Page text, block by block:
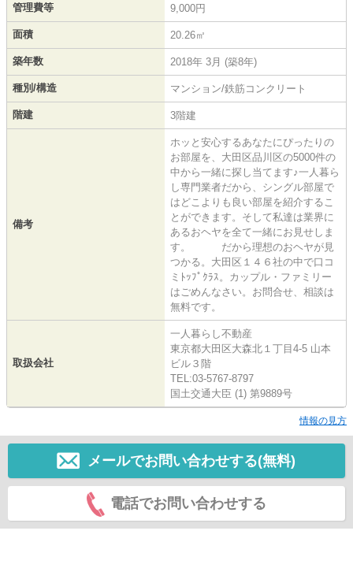
管理費等 9,000円
面積 20.26㎡
築年数 2018年 3月 (築8年)
種別/構造 マンション/鉄筋コンクリート
階建 3階建
備考
ホッと安心するあなたにぴったりの
お部屋を、大田区品川区の5000件の
中から一緒に探し当てます♪一人暮ら
し専門業者だから、シングル部屋で
はどこよりも良い部屋を紹介するこ
とができます。そして私達は業界に
あるおヘヤを全て一緒にお見せしま
す。 だから理想のおヘヤが見
つかる。大田区１４６社の中で口コ
ミﾄｯﾌﾟｸﾗｽ。カップル・ファミリー
はごめんなさい。お問合せ、相談は
無料です。
取扱会社
一人暮らし不動産
東京都大田区大森北１丁目4-5 山本
ビル３階
TEL:03-5767-8797
国土交通大臣 (1) 第9889号
情報の見方
メールでお問い合わせする(無料)
電話でお問い合わせする